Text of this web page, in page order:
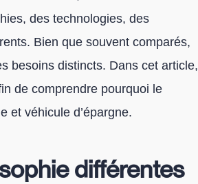
des technologies, des
Bien que souvent comparés,
besoins distincts. Dans cet article,
de comprendre pourquoi le
et véhicule d’épargne.
différentes